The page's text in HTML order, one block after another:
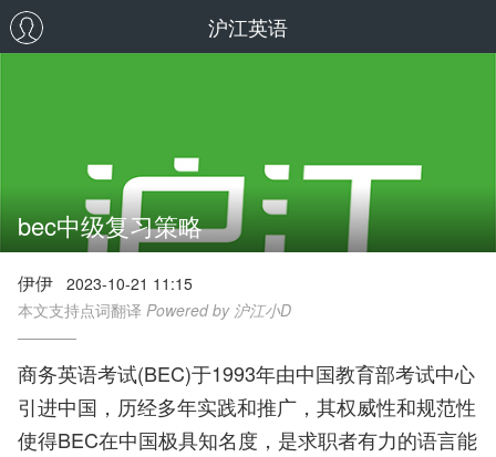
沪江英语
bec中级复习策略
伊伊 2023-10-21 11:15
本文支持点词翻译 Powered by 沪江小D
商务英语考试(BEC)于1993年由中国教育部考试中心
引进中国，历经多年实践和推广，其权威性和规范性
使得BEC在中国极具知名度，是求职者有力的语言能